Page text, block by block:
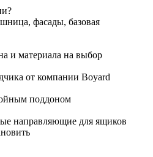
фасады, базовая
и материала на выбор
от компании Boyard
поддоном
направляющие для ящиков